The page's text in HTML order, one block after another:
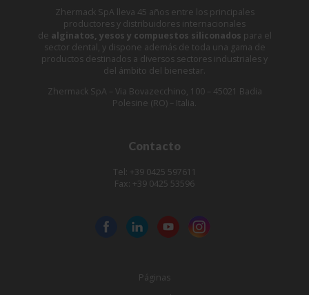
Zhermack SpA lleva 45 años entre los principales
productores y distribuidores internacionales
de alginatos, yesos y compuestos siliconados para el
sector dental, y dispone además de toda una gama de
productos destinados a diversos sectores industriales y
del ámbito del bienestar.
Zhermack SpA – Via Bovazecchino, 100 – 45021 Badia
Polesine (RO) – Italia.
Contacto
Tel: +39 0425 597611
Fax: +39 0425 53596
Páginas